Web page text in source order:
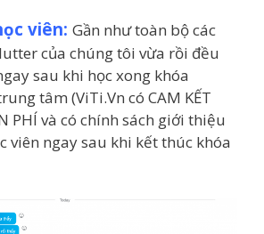
viên: Gần như toàn bộ các
của chúng tôi vừa rồi đều
sau khi học xong khóa
tâm (ViTi.Vn có CAM KẾT
PHÍ và có chính sách giới thiệu
viên ngay sau khi kết thúc khóa